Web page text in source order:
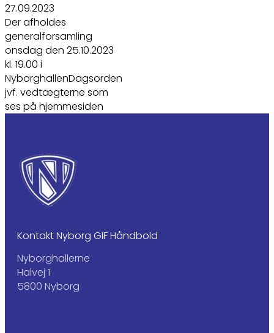
27.09.2023
Der afholdes
generalforsamling
onsdag den 25.10.2023
kl. 19.00 i
NyborghallenDagsorden
jvf. vedtægterne som
ses på hjemmesiden
Kontakt Nyborg GIF Håndbold
Nyborghallerne
Halvej 1
5800 Nyborg